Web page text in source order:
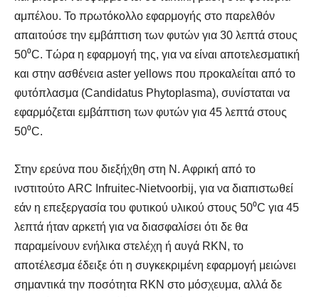
αμπέλου. Το πρωτόκολλο εφαρμογής στο παρελθόν
απαιτούσε την εμβάπτιση των φυτών για 30 λεπτά στους
50⁰C. Τώρα η εφαρμογή της, για να είναι αποτελεσματική
και στην ασθένεια aster yellows που προκαλείται από το
φυτόπλασμα (Candidatus Phytoplasma), συνίσταται να
εφαρμόζεται εμβάπτιση των φυτών για 45 λεπτά στους
50⁰C.
Στην ερεύνα που διεξήχθη στη Ν. Αφρική από το
ινστιτούτο ARC Infruitec-Nietvoorbij, για να διαπιστωθεί
εάν η επεξεργασία του φυτικού υλικού στους 50⁰C για 45
λεπτά ήταν αρκετή για να διασφαλίσει ότι δε θα
παραμείνουν ενήλικα στελέχη ή αυγά RKN, το
αποτέλεσμα έδειξε ότι η συγκεκριμένη εφαρμογή μειώνει
σημαντικά την ποσότητα RKN στο μόσχευμα, αλλά δε